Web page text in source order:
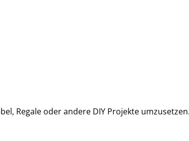
Regale oder andere DIY Projekte